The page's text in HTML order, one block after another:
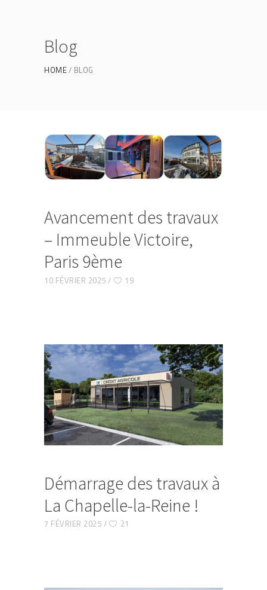
Blog
HOME BLOG
Avancement des travaux
– Immeuble Victoire,
Paris 9ème
10 FÉVRIER 2025 19
Démarrage des travaux à
La Chapelle-la-Reine !
7 FÉVRIER 2025 21